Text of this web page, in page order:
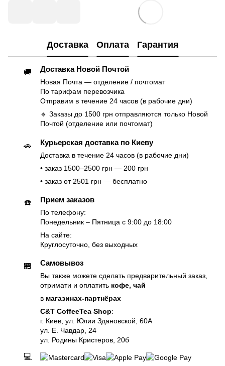
Доставка Оплата Гарантия
🚚 Доставка Новой Почтой
Новая Почта — отделение / почтомат
По тарифам перевозчика
Отправим в течение 24 часов (в рабочие дни)
🔹 Заказы до 1500 грн отправляются только Новой
Почтой (отделение или почтомат)
🚗 Курьерская доставка по Киеву
Доставка в течение 24 часов (в рабочие дни)
• заказ 1500–2500 грн — 200 грн
• заказ от 2501 грн — бесплатно
☎️ Прием заказов
По телефону:
Понедельник – Пятница с 9:00 до 18:00
На сайте:
Круглосуточно, без выходных
🏪 Самовывоз
Вы также можете сделать предварительный заказ,
отримати и оплатить кофе, чай
в магазинах-партнёрах
C&T CoffeeTea Shop:
г. Киев, ул. Юлии Здановской, 60А
ул. Е. Чавдар, 24
ул. Родины Кристеров, 20б
💻